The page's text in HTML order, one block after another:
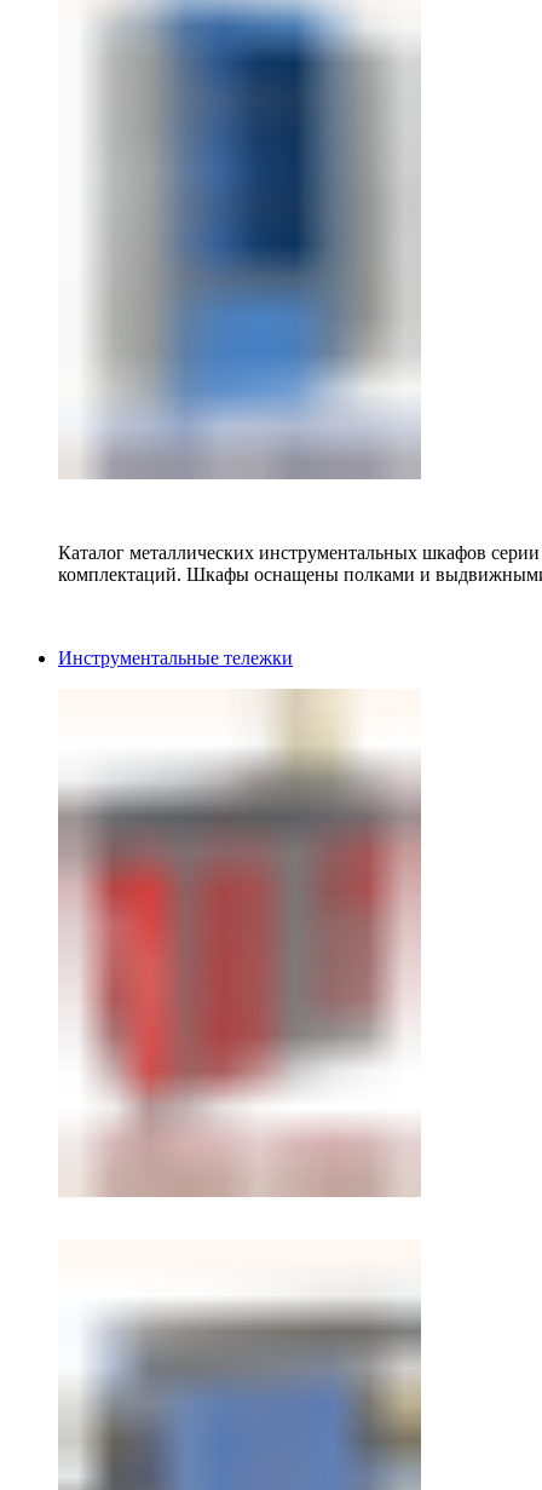
Каталог металлических инструментальных шкафов
комплектаций. Шкафы оснащены полками и
Инструментальные тележки